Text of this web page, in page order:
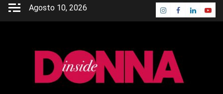
Skip
Agosto 10, 2026 Instagram
Facebook
Linkedin